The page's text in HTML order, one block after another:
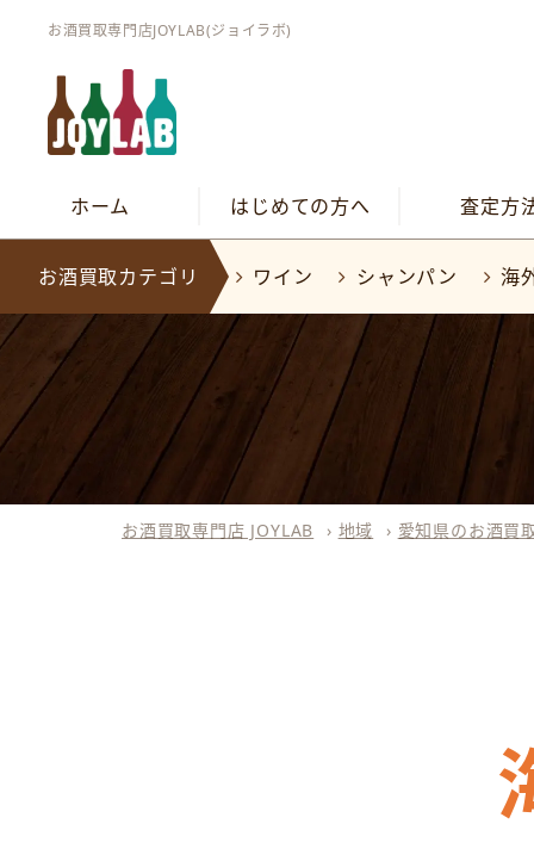
お酒買取専門店JOYLAB(ジョイラボ)
ホーム はじめての方へ 査定方
お酒買取カテゴリ ワイン シャンパン 海
お酒買取専門店 JOYLAB › 地域 › 愛知県のお酒買